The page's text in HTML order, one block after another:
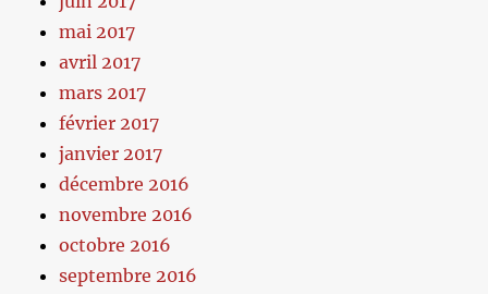
mai 2017
avril 2017
mars 2017
février 2017
janvier 2017
décembre 2016
novembre 2016
octobre 2016
septembre 2016